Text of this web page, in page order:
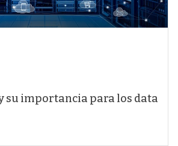
y su importancia para los data